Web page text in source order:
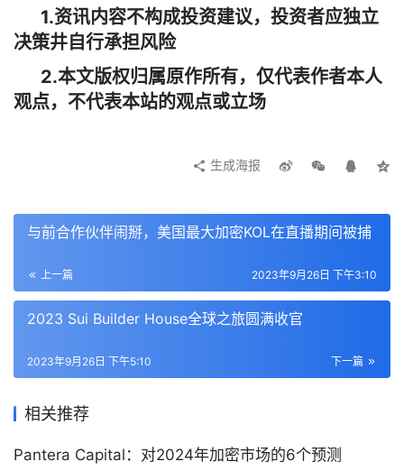
Odaily 星球日报统计维度如下：
时间：包括 1 分钟、 3 分钟、 5 分钟、 4 小时、 8 小
1.资讯内容不构成投资建议，投资者应独立
决策井自行承担风险
2.本文版权归属原作所有，仅代表作者本人
观点，不代表本站的观点或立场
生成海报
与前合作伙伴闹掰，美国最大加密KOL在直播期间被捕
上一篇 2023年9月26日 下午3:10
2023 Sui Builder House全球之旅圆满收官
下一篇
2023年9月26日 下午5:10
相关推荐
Pantera Capital：对2024年加密市场的6个预测